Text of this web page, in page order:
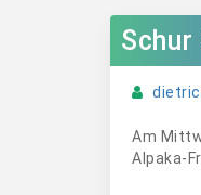
Schur
Am
Alpaka-